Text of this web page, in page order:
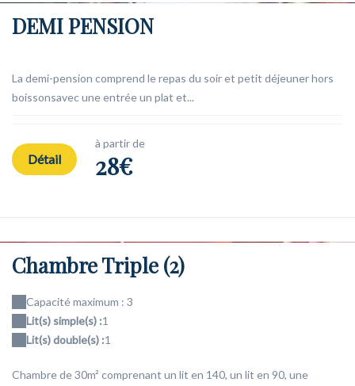
DEMI PENSION
La demi-pension comprend le repas du soir et petit déjeuner hors
boissonsavec une entrée un plat et...
Détail
à partir de
28€
Chambre Triple (2)
Capacité maximum : 3
Lit(s) simple(s) :1
Lit(s) double(s) :1
Chambre de 30m² comprenant un lit en 140, un lit en 90, une